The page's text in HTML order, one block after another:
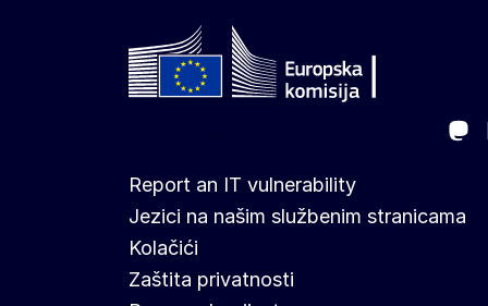
Report an IT vulnerability
Jezici na našim službenim stranicama
Kolačići
Zaštita privatnosti